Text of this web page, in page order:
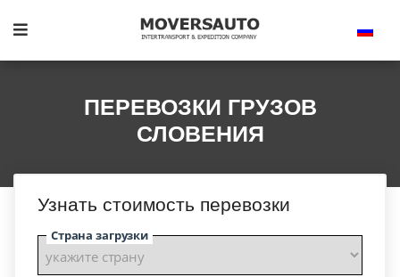
ПЕРЕВОЗКИ ГРУЗОВ
СЛОВЕНИЯ
Узнать стоимость перевозки
Страна загрузки